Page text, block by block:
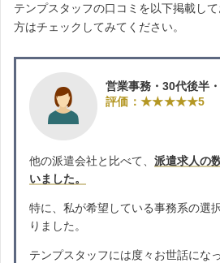
テンプスタッフの口コミを以下掲載し
方はチェックしてみてください。
営業事務・30代後半
評価：★★★★★5
他の派遣会社と比べて、 派遣求人の
いました。
特に、私が希望している事務系の選
りました。
テンプスタッフには度々お世話にな